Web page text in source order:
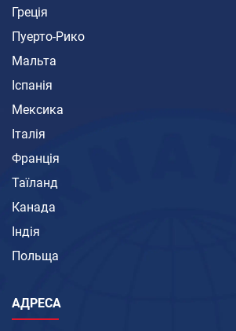
Греція
Пуерто-Рико
Мальта
Іспанія
Мексика
Італія
Франція
Таїланд
Канада
Індія
Польща
АДРЕСА